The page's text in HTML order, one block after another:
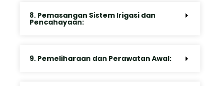
8. Pemasangan Sistem Irigasi dan
Pencahayaan:
9. Pemeliharaan dan Perawatan Awal: